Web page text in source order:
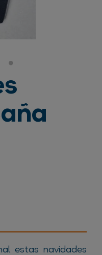
estas navidades